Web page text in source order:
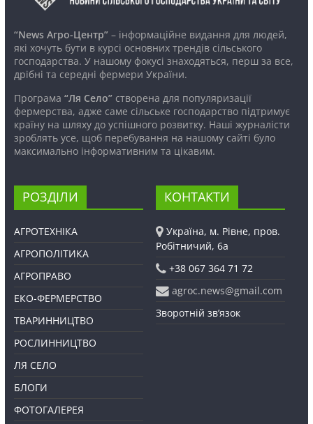
“News Агро-Центр”– інформаційне видання для людей,
які хочуть бути в курсі основних трендів сільського
господарства. У нашому фокусі знаходяться, перш за все,
дрібні та середні фермери України.
Програма “Ля Село”створена для популяризації
фермерства, адже саме сільське господарство підтримує
країну на шляху до успішного розвитку. Наші журналісти
зроблять усе, щоб перебування на нашому сайті було
максимально інформативним та цікавим.
РОЗДІЛИ
АГРОТЕХНІКА
АГРОПОЛІТИКА
АГРОПРАВО
ЕКО-ФЕРМЕРСТВО
ТВАРИННИЦТВО
РОСЛИННИЦТВО
ЛЯ СЕЛО
БЛОГИ
ФОТОГАЛЕРЕЯ
КОНТАКТИ
Україна, м. Рівне, пров.
Робітничий, 6а
+38 067 364 71 72
agroc.news@gmail.com
Зворотній зв’язок